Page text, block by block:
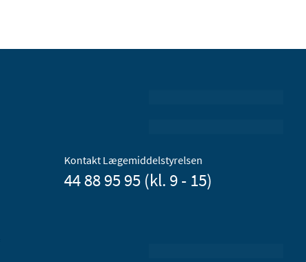
Kontakt Lægemiddelstyrelsen
44 88 95 95 (kl. 9 - 15)